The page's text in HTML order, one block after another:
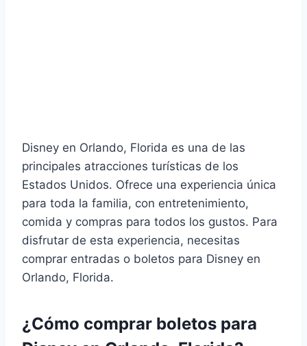
Disney en Orlando, Florida es una de las
principales atracciones turísticas de los
Estados Unidos. Ofrece una experiencia única
para toda la familia, con entretenimiento,
comida y compras para todos los gustos. Para
disfrutar de esta experiencia, necesitas
comprar entradas o boletos para Disney en
Orlando, Florida.
¿Cómo comprar boletos para